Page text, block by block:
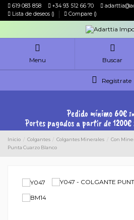
619 083 858 +34 93 512 66 70
Lista de deseos () Compare ()
Menu Buscar
Regístrate
Pedido mínimo 60€
Portes pagados a partir de 1200€
Inicio Colgantes Colgantes Minerales Con
Punta Cuarzo Blanco